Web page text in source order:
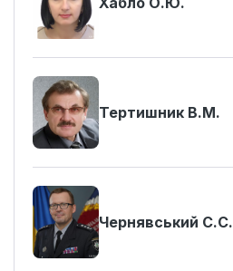
Тертишник В.М.
Чернявський С.С.